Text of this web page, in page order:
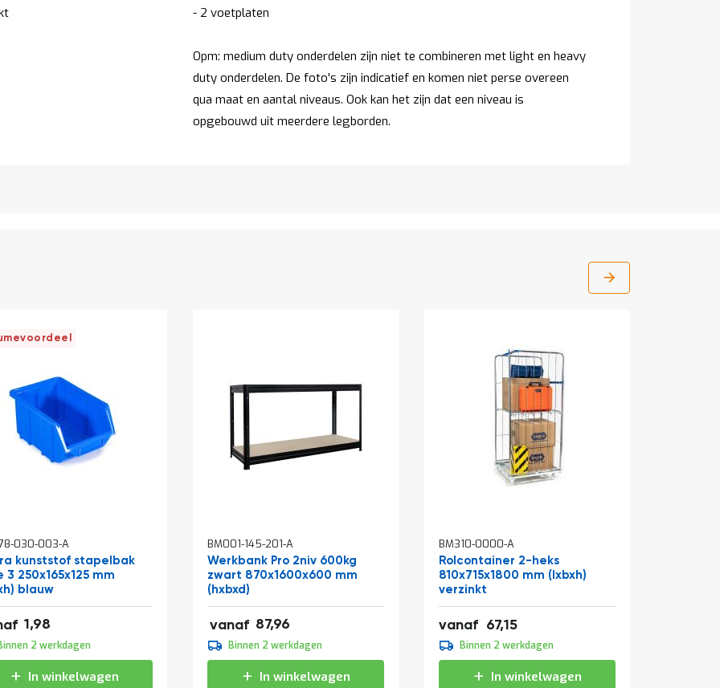
- 2 voetplaten
Opm: medium duty onderdelen zijn niet te combineren met light en heavy
duty onderdelen. De foto's zijn indicatief en komen niet perse overeen
qua maat en aantal niveaus. Ook kan het zijn dat een niveau is
opgebouwd uit meerdere legborden.
030-003-A
kunststof stapelbak
3 250x165x125 mm
blauw
1,98
2 werkdagen
In winkelwagen
BM001-145-201-A
Werkbank Pro 2niv 600kg
zwart 870x1600x600 mm
(hxbxd)
vanaf 87,96
106,43
109,95
133,04
winkelwagen
Binnen 2 werkdagen
In winkelwagen
BM310-0000-A
Rolcontainer 2-heks
810x715x1800 mm (lxbxh)
verzinkt
vanaf 67,15
Binnen 2 werkdagen
In winkelwagen